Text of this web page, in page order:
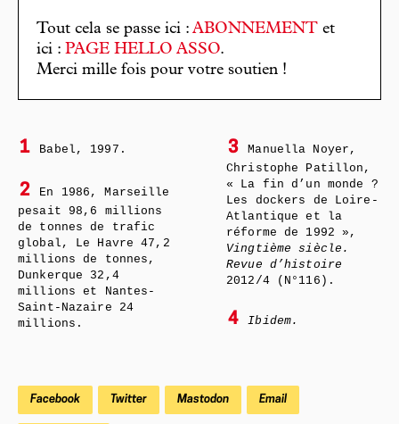
Tout cela se passe ici : ABONNEMENT et
ici : PAGE HELLO ASSO.
Merci mille fois pour votre soutien !
1 Babel, 1997.
2
En 1986, Marseille
pesait 98,6 millions
de tonnes de trafic
global, Le Havre 47,2
millions de tonnes,
Dunkerque 32,4
millions et Nantes-
Saint-Nazaire 24
millions.
3
Manuella Noyer,
Christophe Patillon,
« La fin d’un monde ?
Les dockers de Loire-
Atlantique et la
réforme de 1992 »,
Vingtième siècle.
Revue d’histoire
2012/4 (N°116).
4 Ibidem.
Facebook Twitter Mastodon Email